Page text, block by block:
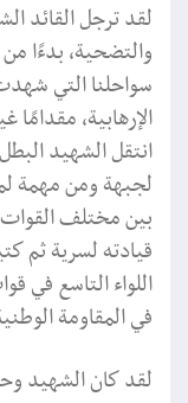
لقد ترجل القائد
والتضحية، بدءًا
سواحلنا التي
الإرهابية،
انتقل الشهيد
لجبهة ومن مهمة
بين مختلف القوات
قيادته لسرية ثم
اللواء التاسع في
في المقاومة
لقد كان الشهيد